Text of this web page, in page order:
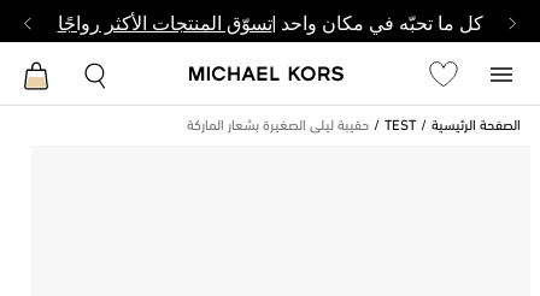
كل ما تحبّه في مكان واحد |تسوّق المنتجات الأكثر رواجًا
الصفحة الرئيسية TEST حقيبة ليلى الصغيرة بشعار الماركة